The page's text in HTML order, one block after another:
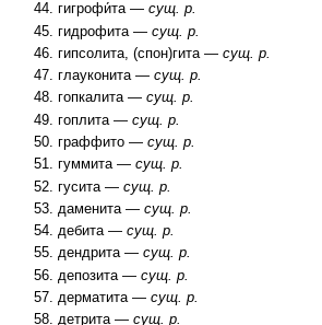
гигрофи́та —сущ. р.
гидрофита —сущ. р.
гипсолита, (спон)гита —сущ. р.
глауконита —сущ. р.
гопкалита —сущ. р.
гоплита —сущ. р.
граффито —сущ. р.
гуммита —сущ. р.
гусита —сущ. р.
даменита —сущ. р.
дебита —сущ. р.
дендрита —сущ. р.
депозита —сущ. р.
дерматита —сущ. р.
детрита —сущ. р.